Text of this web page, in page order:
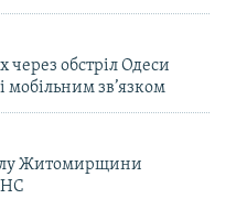
через обстріл Одеси
мобільним зв’язком
Житомирщини